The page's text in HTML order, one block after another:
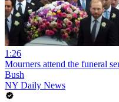
1:26
Mourners attend the funeral
Bush
NY Daily News